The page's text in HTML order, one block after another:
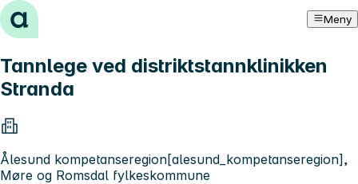
Hopp til innhold Meny
Tannlege ved distriktstannklinikken
Stranda
Ålesund kompetanseregion[alesund_kompetanseregion],
Møre og Romsdal fylkeskommune